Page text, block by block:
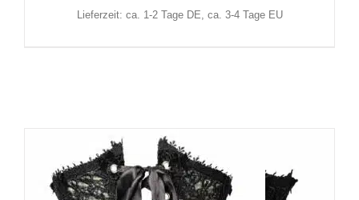
Lieferzeit: ca. 1-2 Tage DE, ca. 3-4 Tage EU